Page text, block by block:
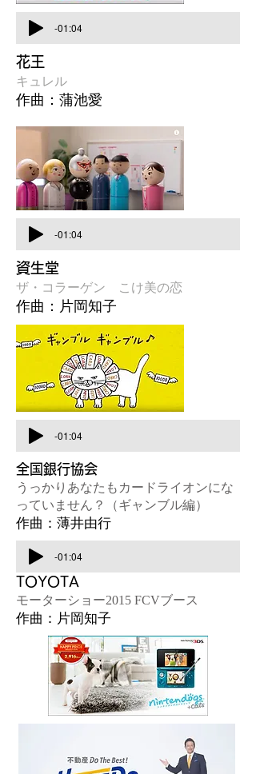
-01:04
花王
キュレル
作曲：蒲池愛
-01:04
資生堂
ザ・コラーゲン こけ美の恋
作曲：片岡知子
-01:04
全国銀行協会
うっかりあなたもカードライオンにな
っていません？（ギャンブル編）​
作曲：薄井由行
-01:04
TOYOTA
モーターショー2015 FCVブース
作曲：片岡知子